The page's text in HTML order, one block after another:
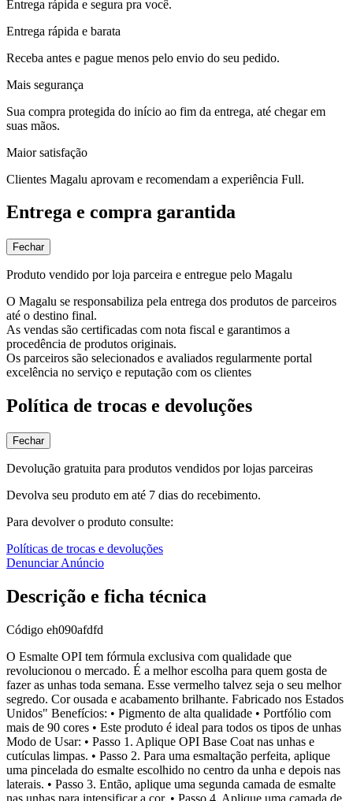
Entrega rápida e segura pra você.
Entrega rápida e barata
Receba antes e pague menos pelo envio do seu pedido.
Mais segurança
Sua compra protegida do início ao fim da entrega, até chegar em
suas mãos.
Maior satisfação
Clientes Magalu aprovam e recomendam a experiência Full.
Entrega e compra garantida
Fechar
Produto vendido por loja parceira e entregue pelo Magalu
O Magalu se responsabiliza pela entrega dos produtos de parceiros
até o destino final.
As vendas são certificadas com nota fiscal e garantimos a
procedência de produtos originais.
Os parceiros são selecionados e avaliados regularmente portal
excelência no serviço e reputação com os clientes
Política de trocas e devoluções
Fechar
Devolução gratuita para produtos vendidos por lojas parceiras
Devolva seu produto em até 7 dias do recebimento.
Para devolver o produto consulte:
Políticas de trocas e devoluções
Denunciar Anúncio
Descrição e ficha técnica
Código eh090afdfd
O Esmalte OPI tem fórmula exclusiva com qualidade que
revolucionou o mercado. É a melhor escolha para quem gosta de
fazer as unhas toda semana. Esse vermelho talvez seja o seu melhor
segredo. Cor ousada e acabamento brilhante. Fabricado nos Estados
Unidos" Benefícios: • Pigmento de alta qualidade • Portfólio com
mais de 90 cores • Este produto é ideal para todos os tipos de unhas
Modo de Usar: • Passo 1. Aplique OPI Base Coat nas unhas e
cutículas limpas. • Passo 2. Para uma esmaltação perfeita, aplique
uma pincelada do esmalte escolhido no centro da unha e depois nas
laterais. • Passo 3. Então, aplique uma segunda camada de esmalte
nas unhas para intensificar a cor. • Passo 4. Aplique uma camada de